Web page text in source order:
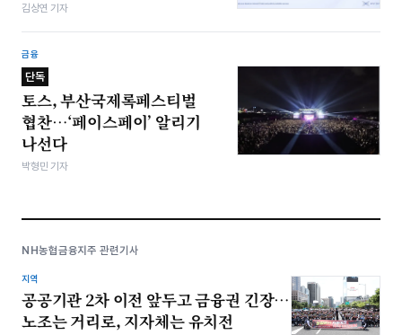
김상연 기자
금융
단독
토스, 부산국제록페스티벌
협찬…‘페이스페이’ 알리기
나선다
박형민 기자
NH농협금융지주 관련기사
지역
공공기관 2차 이전 앞두고 금융권 긴장…
노조는 거리로, 지자체는 유치전